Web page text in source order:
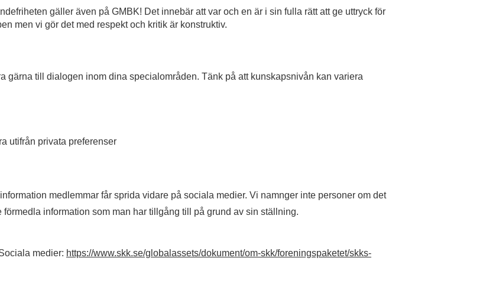
gäller även på GMBK! Det innebär att var och en är i sin fulla rätt att ge uttryck för
men vi gör det med respekt och kritik är konstruktiv.
gärna till dialogen inom dina specialområden. Tänk på att kunskapsnivån kan variera
utifrån privata preferenser
medlemmar får sprida vidare på sociala medier. Vi namnger inte personer om det
information som man har tillgång till på grund av sin ställning.
medier: https://www.skk.se/globalassets/dokument/om-skk/foreningspaketet/skks-